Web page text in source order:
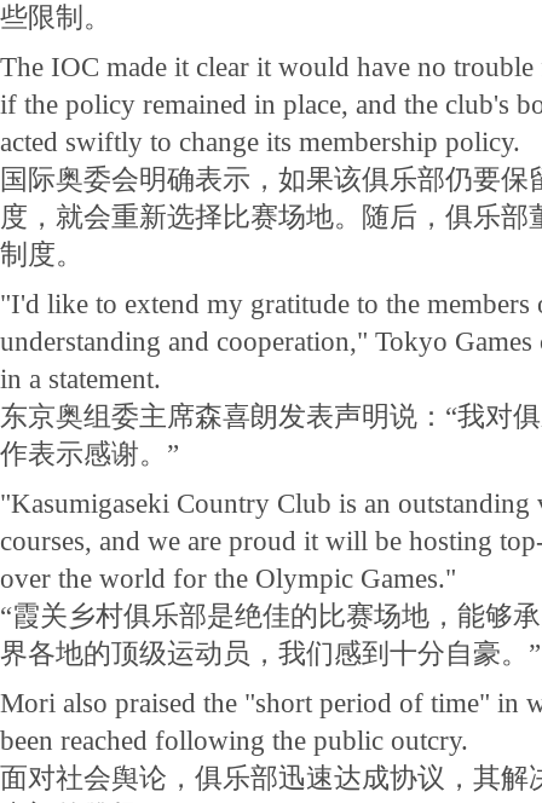
些限制。
The IOC made it clear it would have no
if the policy remained in place, and the club's
acted swiftly to change its membership policy.
国际奥委会明确表示，如果该俱乐部仍要保
度，就会重新选择比赛场地。随后，俱乐部
制度。
"I'd like to extend my gratitude to the
understanding and cooperation," Tokyo
in a statement.
东京奥组委主席森喜朗发表声明说：“我对
作表示感谢。”
"Kasumigaseki Country Club is an outstanding
courses, and we are proud it will be hosting
over the world for the Olympic Games."
“霞关乡村俱乐部是绝佳的比赛场地，能够
界各地的顶级运动员，我们感到十分自豪。”
Mori also praised the "short period of time" in
been reached following the public outcry.
面对社会舆论，俱乐部迅速达成协议，其解